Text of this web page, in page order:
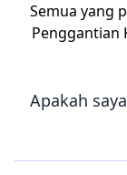
Semua yang
Penggantian
Apakah